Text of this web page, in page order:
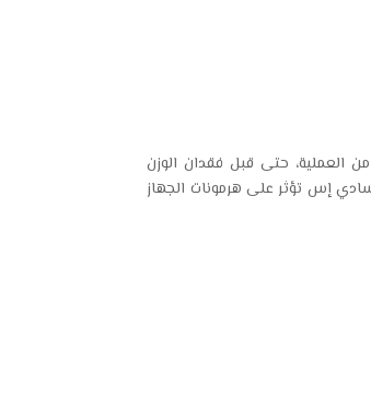
العملية، حتى قبل فقدان الوزن
إس تؤثر على هرمونات الجهاز